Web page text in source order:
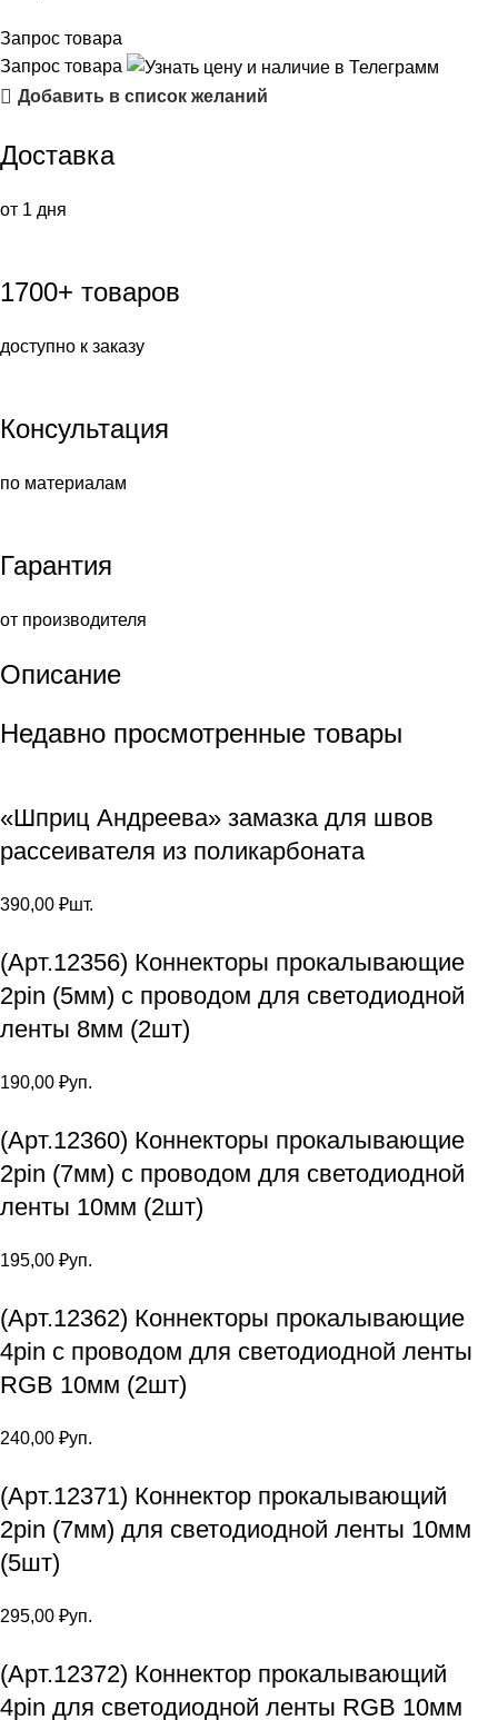
Запрос товара
Запрос товара
Добавить в список желаний
Доставка
от 1 дня
1700+ товаров
доступно к заказу
Консультация
по материалам
Гарантия
от производителя
Описание
Недавно просмотренные товары
«Шприц Андреева» замазка для швов
рассеивателя из поликарбоната
390,00 ₽шт.
(Арт.12356) Коннекторы прокалывающие
2pin (5мм) с проводом для светодиодной
ленты 8мм (2шт)
190,00 ₽уп.
(Арт.12360) Коннекторы прокалывающие
2pin (7мм) с проводом для светодиодной
ленты 10мм (2шт)
195,00 ₽уп.
(Арт.12362) Коннекторы прокалывающие
4pin с проводом для светодиодной ленты
RGB 10мм (2шт)
240,00 ₽уп.
(Арт.12371) Коннектор прокалывающий
2pin (7мм) для светодиодной ленты 10мм
(5шт)
295,00 ₽уп.
(Арт.12372) Коннектор прокалывающий
4pin для светодиодной ленты RGB 10мм